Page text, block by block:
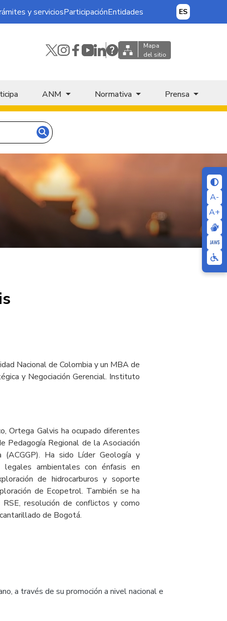
A-
A+
y serviciosParticipaciónEntidades ES
Mapa
del sitio
ANM Normativa Prensa
Nacional de Colombia y un MBA de
y Negociación Gerencial. Instituto
Ortega Galvis ha ocupado diferentes
Pedagogía Regional de la Asociación
(ACGGP). Ha sido Líder Geología y
ambientales con énfasis en
de hidrocarburos y soporte
de Ecopetrol. También se ha
resolución de conflictos y como
de Bogotá.
a través de su promoción a nivel nacional e